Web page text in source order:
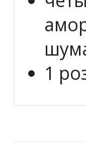
1